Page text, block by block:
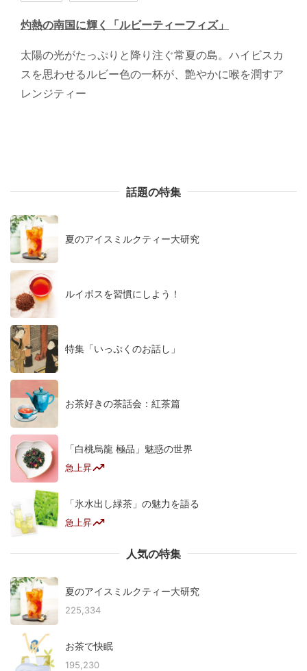
灼熱の南国に輝く「ルビーティーフィズ」
太陽の光がたっぷりと降り注ぐ常夏の島。ハイビスカ
スを思わせるルビー色の一杯が、艶やかに喉を潤すア
レンジティー
話題の特集
夏のアイスミルクティー大研究
ルイボスを習慣にしよう！
特集「いっぷくのお話し」
お茶好きの茶話会：紅茶篇
「白桃烏龍 極品」魅惑の世界
急上昇
「氷水出し緑茶」の魅力を語る
急上昇
人気の特集
夏のアイスミルクティー大研究
225,334
お茶で快眠
195,230